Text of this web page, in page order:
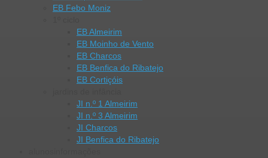
EB Febo Moniz
EB Almeirim
EB Moinho de Vento
EB Charcos
EB Benfica do Ribatejo
EB Cortiçóis
JI n.º 1 Almeirim
JI n.º 3 Almeirim
JI Charcos
JI Benfica do Ribatejo